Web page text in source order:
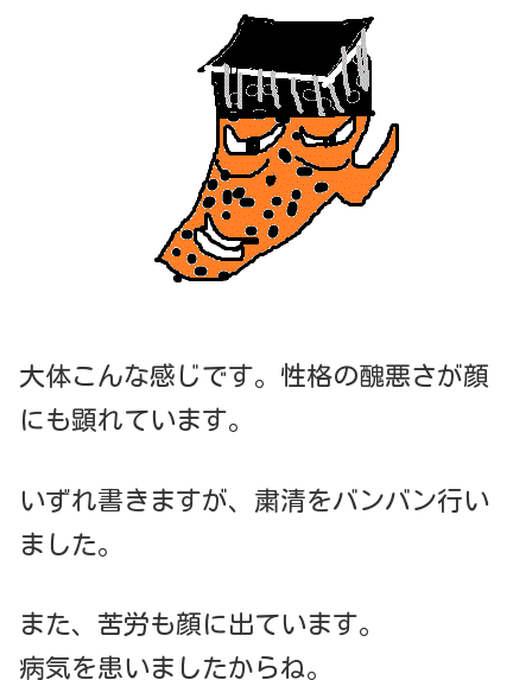
大体こんな感じです。性格の醜悪さが顔
にも顕れています。
いずれ書きますが、粛清をバンバン行い
ました。
また、苦労も顔に出ています。
病気を患いましたからね。